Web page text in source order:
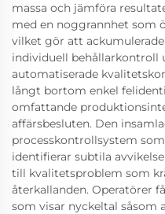
massa och jämföra
med en noggrannhet som
vilket gör att
individuell behållarkontroll
automatiserade
långt bortom enkel
omfattande
affärsbesluten. Den
processkontrollsystem
identifierar subtila
till kvalitetsproblem som
återkallanden. Operatörer
som visar nyckeltal såsom